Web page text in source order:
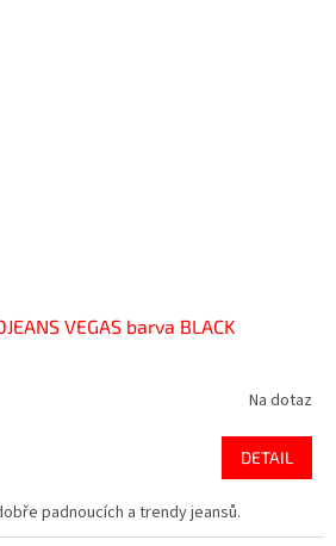
VEGAS barva BLACK
Na dotaz
DETAIL
padnoucích a trendy jeansů.